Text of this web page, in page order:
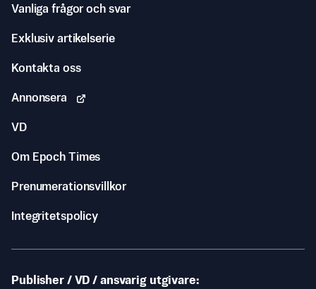
Vanliga frågor och svar
Exklusiv artikelserie
Kontakta oss
Annonsera
VD
Om Epoch Times
Prenumerationsvillkor
Integritetspolicy
Publisher / VD / ansvarig utgivare